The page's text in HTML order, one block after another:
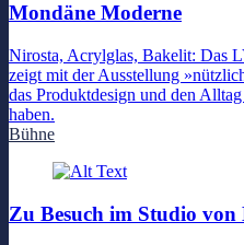
Mondäne Moderne
Nirosta, Acrylglas, Bakelit: Das
zeigt mit der Ausstellung
das Produktdesign und den
haben.
Bühne
Zu Besuch im Studio von